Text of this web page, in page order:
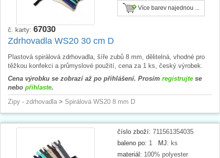
Více barev najednou ...
č. karty: 67030
Zdrhovadla WS20 30 cm D
Plastová spirálová zdrhovadla, šíře zubů 8 mm, dělitelná, vhodné pro
těžkou konfekci a průmyslové použití, cena za 1 ks, český výrobek.
Cena výrobku se zobrazí až po přihlášení. Prosím registrujte se
nebo přihlaste.
Zipy - zdrhovadla > Spirálová WS20 8 mm D
číslo zboží: 711561354035
baleno po: 1 MJ: ks
materiál: 100% polyester